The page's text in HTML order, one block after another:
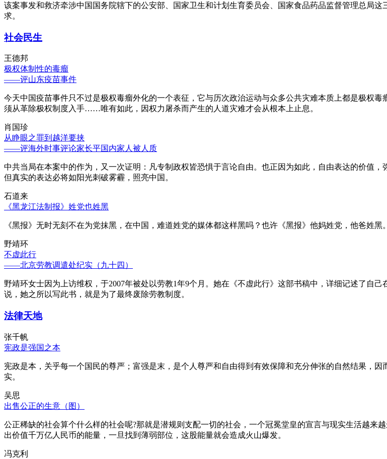
该案事发和救济牵涉中国国务院辖下的公安部、国家卫生和计划生育委员会、国家食品药品监督管理总局
求。
社会民生
王德邦
极权体制性的毒瘤
——评山东疫苗事件
今天中国疫苗事件只不过是极权毒瘤外化的一个表征，它与历次政治运动与众多公共灾难本质上都是极权
须从革除极权制度入手……唯有如此，因权力屠杀而产生的人道灾难才会从根本上止息。
肖国珍
从睁眼之罪到越洋要挟
——评海外时事评论家长平国内家人被人质
中共当局在本案中的作为，又一次证明：凡专制政权皆恐惧于言论自由。也正因为如此，自由表达的价值
但真实的表达必将如阳光刺破雾霾，照亮中国。
石道来
《黑龙江法制报》姓党也姓黑
《黑报》无时无刻不在为党抹黑，在中国，难道姓党的媒体都这样黑吗？也许《黑报》他妈姓党，他爸姓黑。
野靖环
不虚此行
——北京劳教调遣处纪实（九十四）
野靖环女士因为上访维权，于2007年被处以劳教1年9个月。她在《不虚此行》这部书稿中，详细记述了自
说，她之所以写此书，就是为了最终废除劳教制度。
法律天地
张千帆
宪政是强国之本
宪政是本，关乎每一个国民的尊严；富强是末，是个人尊严和自由得到有效保障和充分伸张的自然结果，
实。
吴思
出售公正的生意（图）
公正稀缺的社会算个什么样的社会呢?那就是潜规则支配一切的社会，一个冠冕堂皇的宣言与现实生活越来
出价值千万亿人民币的能量，一旦找到薄弱部位，这股能量就会造成火山爆发。
冯克利